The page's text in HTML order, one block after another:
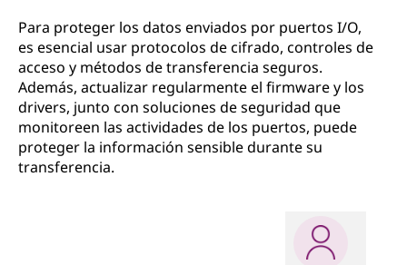
Para proteger los datos enviados por puertos I/O,
es esencial usar protocolos de cifrado, controles de
acceso y métodos de transferencia seguros.
Además, actualizar regularmente el firmware y los
drivers, junto con soluciones de seguridad que
monitoreen las actividades de los puertos, puede
proteger la información sensible durante su
transferencia.